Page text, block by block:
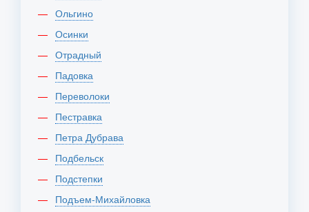
Ольгино
Осинки
Отрадный
Падовка
Переволоки
Пестравка
Петра Дубрава
Подбельск
Подстепки
Подъем-Михайловка